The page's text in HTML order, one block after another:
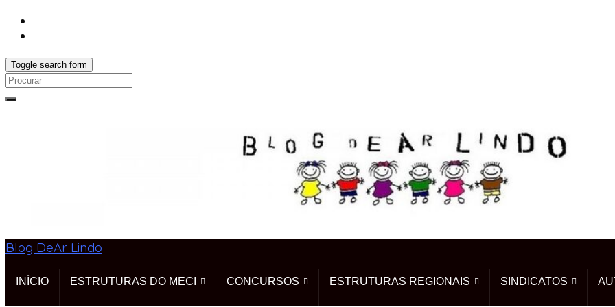
Toggle search form
Search
Blog DeAr Lindo
INÍCIO ESTRUTURAS DO MECI CONCURSOS ESTRUTURAS REGIONAIS SINDICATOS